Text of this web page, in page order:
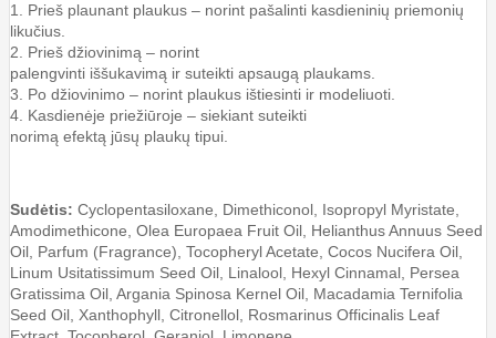
1. Prieš plaunant plaukus – norint pašalinti kasdieninių priemonių
likučius.
2. Prieš džiovinimą – norint
palengvinti iššukavimą ir suteikti apsaugą plaukams.
3. Po džiovinimo – norint plaukus ištiesinti ir modeliuoti.
4. Kasdienėje priežiūroje – siekiant suteikti
norimą efektą jūsų plaukų tipui.
Sudėtis: Cyclopentasiloxane, Dimethiconol, Isopropyl Myristate,
Amodimethicone, Olea Europaea Fruit Oil, Helianthus Annuus Seed
Oil, Parfum (Fragrance), Tocopheryl Acetate, Cocos Nucifera Oil,
Linum Usitatissimum Seed Oil, Linalool, Hexyl Cinnamal, Persea
Gratissima Oil, Argania Spinosa Kernel Oil, Macadamia Ternifolia
Seed Oil, Xanthophyll, Citronellol, Rosmarinus Officinalis Leaf